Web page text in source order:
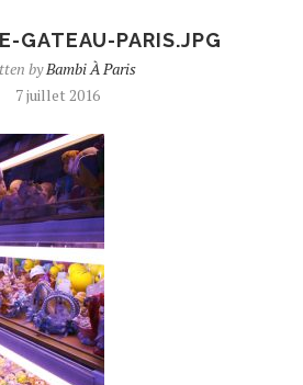
GATEAU-PARIS.JPG
byBambi À Paris
7 juillet 2016